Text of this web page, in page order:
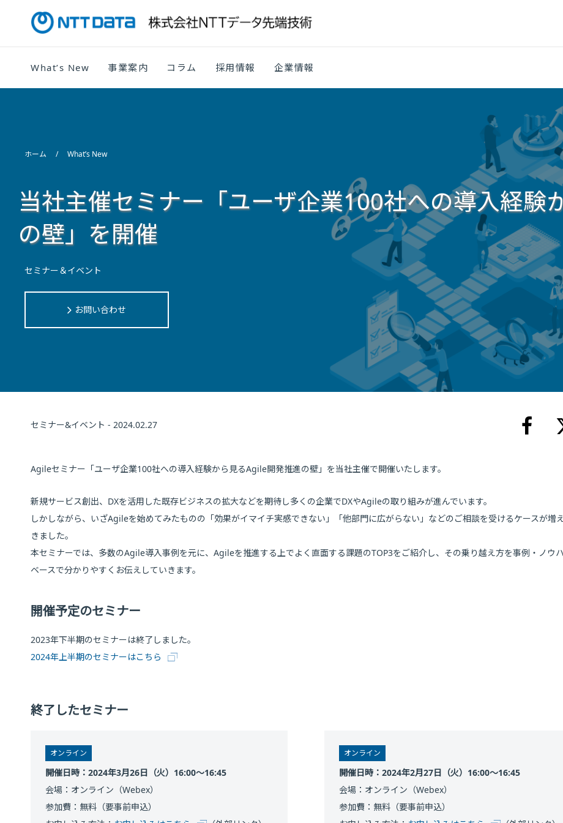
What’s New 事業案内 コラム 採用情報 企業情報
ホーム What’s New
当社主催セミナー「ユーザ企業100社への導入経験
の壁」を開催
セミナー＆イベント
お問い合わせ
セミナー&イベント - 2024.02.27
Agileセミナー「ユーザ企業100社への導入経験から見るAgile開発推進の壁」を当社主催で開催いたします。
新規サービス創出、DXを活用した既存ビジネスの拡大などを期待し多くの企業でDXやAgileの取り組みが進んでいます。
しかしながら、いざAgileを始めてみたものの「効果がイマイチ実感できない」「他部門に広がらない」などのご相談を受けるケースが増
きました。
本セミナーでは、多数のAgile導入事例を元に、Agileを推進する上でよく直面する課題のTOP3をご紹介し、その乗り越え方を事例・ノウ
ベースで分かりやすくお伝えしていきます。
開催予定のセミナー
2023年下半期のセミナーは終了しました。
2024年上半期のセミナーはこちら
終了したセミナー
オンライン
開催日時：2024年3月26日（火）16:00～16:45
会場：オンライン（Webex）
参加費：無料（要事前申込）
オンライン
開催日時：2024年2月27日（火）16:00～16:45
会場：オンライン（Webex）
参加費：無料（要事前申込）